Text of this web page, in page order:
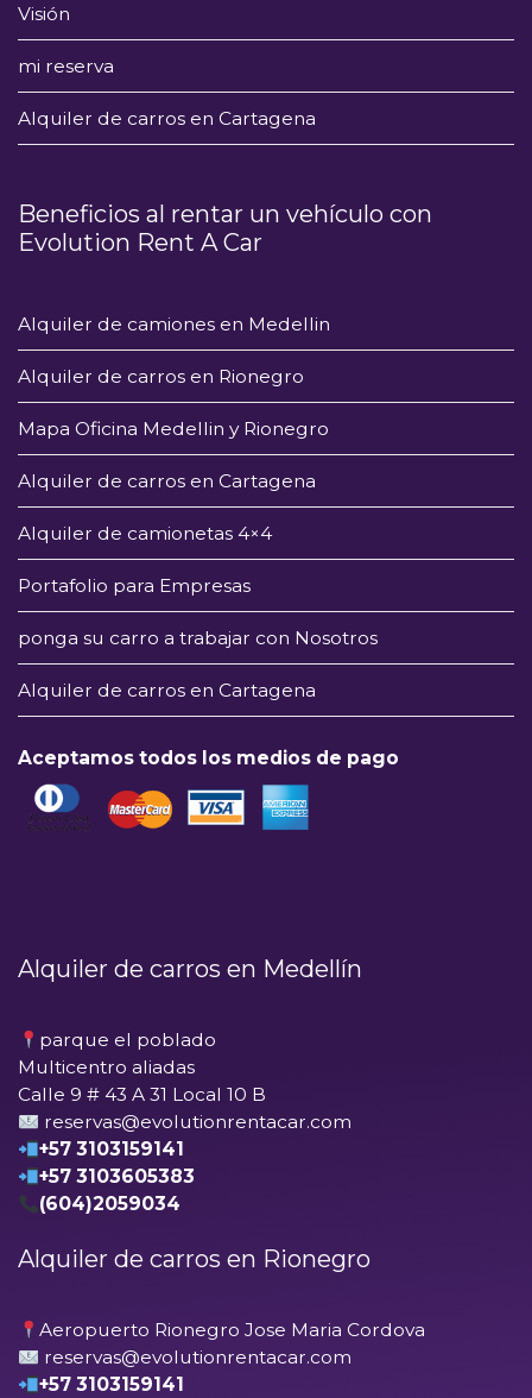
Visión
mi reserva
Alquiler de carros en Cartagena
Beneficios al rentar un vehículo con
Evolution Rent A Car
Alquiler de camiones en Medellin
Alquiler de carros en Rionegro
Mapa Oficina Medellin y Rionegro
Alquiler de carros en Cartagena
Alquiler de camionetas 4×4
Portafolio para Empresas
ponga su carro a trabajar con Nosotros
Alquiler de carros en Cartagena
Aceptamos todos los medios de pago
Alquiler de carros en Medellín
parque el poblado
Multicentro aliadas
Calle 9 # 43 A 31 Local 10 B
reservas@evolutionrentacar.com
+57 3103159141
+57 3103605383
(604)2059034
Alquiler de carros en Rionegro
Aeropuerto Rionegro Jose Maria Cordova
reservas@evolutionrentacar.com
+57 3103159141